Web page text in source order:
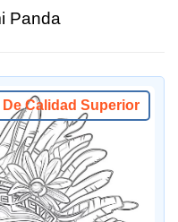
Panda
Calidad Superior